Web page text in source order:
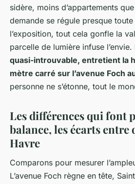
sidère, moins d’appartements
demande se régule presque
l’exposition, tout cela gonfle la
parcelle de lumière infuse l’envie.
quasi-introuvable, entretient la
mètre carré sur l’avenue Foch
personne ne s’étonne, tout le
Les différences qui font
balance, les écarts
Havre
Comparons pour mesurer
L’avenue Foch règne en tête,